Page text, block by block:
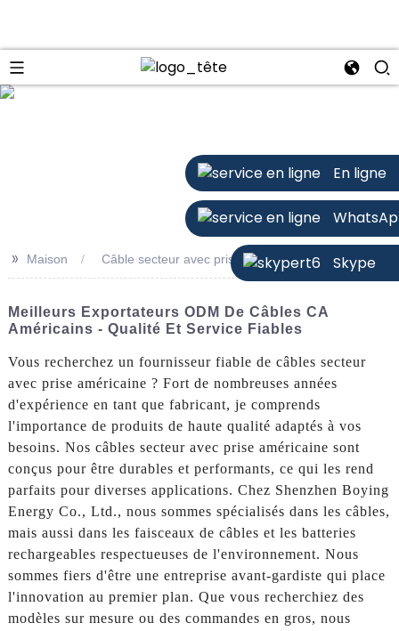
En ligne
Skype
>> Maison Câble secteur avec prise américaine
Meilleurs Exportateurs ODM De Câbles CA
Américains - Qualité Et Service Fiables
Vous recherchez un fournisseur fiable de câbles secteur
avec prise américaine ? Fort de nombreuses années
d'expérience en tant que fabricant, je comprends
l'importance de produits de haute qualité adaptés à vos
besoins. Nos câbles secteur avec prise américaine sont
conçus pour être durables et performants, ce qui les rend
parfaits pour diverses applications. Chez Shenzhen Boying
Energy Co., Ltd., nous sommes spécialisés dans les câbles,
mais aussi dans les faisceaux de câbles et les batteries
rechargeables respectueuses de l'environnement. Nous
sommes fiers d'être une entreprise avant-gardiste qui place
l'innovation au premier plan. Que vous recherchiez des
modèles sur mesure ou des commandes en gros, nous